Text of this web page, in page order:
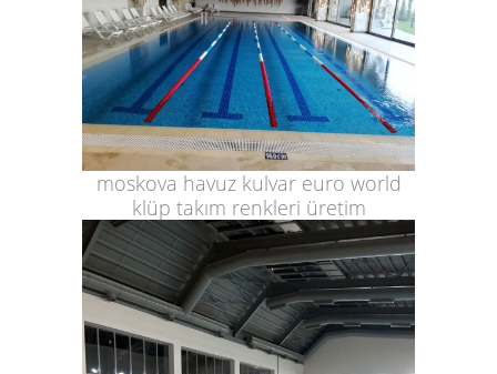
moskova havuz kulvar euro world
klüp takım renkleri üretim